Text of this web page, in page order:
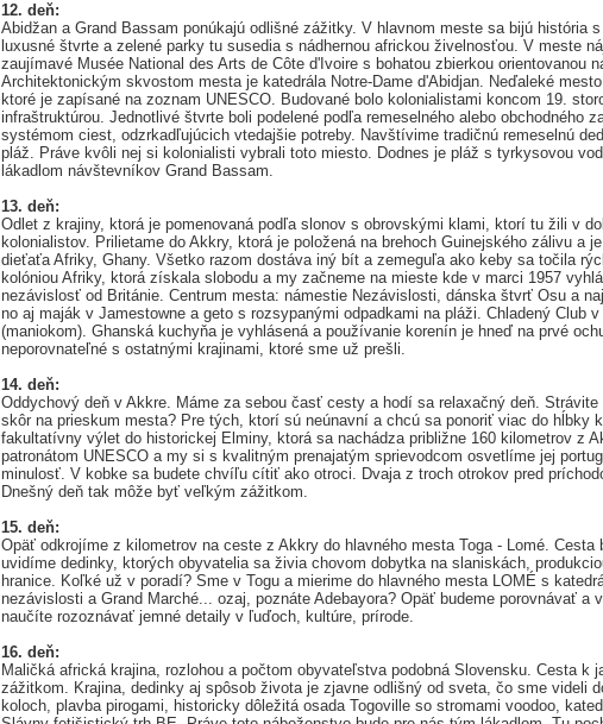
12. deň:
Abidžan a Grand Bassam ponúkajú odlišné zážitky. V hlavnom meste sa bijú história
luxusné štvrte a zelené parky tu susedia s nádhernou africkou živelnosťou. V meste
zaujímavé Musée National des Arts de Côte d'Ivoire s bohatou zbierkou orientovanou
Architektonickým skvostom mesta je katedrála Notre-Dame d'Abidjan. Neďaleké
ktoré je zapísané na zoznam UNESCO. Budované bolo kolonialistami koncom 19.
infraštruktúrou. Jednotlivé štvrte boli podelené podľa remeselného alebo obchodného
systémom ciest, odzrkadľujúcich vtedajšie potreby. Navštívime tradičnú remeselnú
pláž. Práve kvôli nej si kolonialisti vybrali toto miesto. Dodnes je pláž s tyrkysovou
lákadlom návštevníkov Grand Bassam.
13. deň:
Odlet z krajiny, ktorá je pomenovaná podľa slonov s obrovskými klami, ktorí tu žili v
kolonialistov. Prilietame do Akkry, ktorá je položená na brehoch Guinejského zálivu a
dieťaťa Afriky, Ghany. Všetko razom dostáva iný bít a zemeguľa ako keby sa točila
kolóniou Afriky, ktorá získala slobodu a my začneme na mieste kde v marci 1957
nezávislosť od Británie. Centrum mesta: námestie Nezávislosti, dánska štvrť Osu a
no aj maják v Jamestowne a geto s rozsypanými odpadkami na pláži. Chladený Club
(maniokom). Ghanská kuchyňa je vyhlásená a používanie korenín je hneď na prvé
neporovnateľné s ostatnými krajinami, ktoré sme už prešli.
14. deň:
Oddychový deň v Akkre. Máme za sebou časť cesty a hodí sa relaxačný deň.
skôr na prieskum mesta? Pre tých, ktorí sú neúnavní a chcú sa ponoriť viac do hĺbky
fakultatívny výlet do historickej Elminy, ktorá sa nachádza približne 160 kilometrov z
patronátom UNESCO a my si s kvalitným prenajatým sprievodcom osvetlíme jej
minulosť. V kobke sa budete chvíľu cítiť ako otroci. Dvaja z troch otrokov pred
Dnešný deň tak môže byť veľkým zážitkom.
15. deň:
Opäť odkrojíme z kilometrov na ceste z Akkry do hlavného mesta Toga - Lomé. Cesta
uvidíme dedinky, ktorých obyvatelia sa živia chovom dobytka na slaniskách,
hranice. Koľké už v poradí? Sme v Togu a mierime do hlavného mesta LOMÉ s
nezávislosti a Grand Marché... ozaj, poznáte Adebayora? Opäť budeme porovnávať a
naučíte rozoznávať jemné detaily v ľuďoch, kultúre, prírode.
16. deň:
Maličká africká krajina, rozlohou a počtom obyvateľstva podobná Slovensku. Cesta k
zážitkom. Krajina, dedinky aj spôsob života je zjavne odlišný od sveta, čo sme videli
koloch, plavba pirogami, historicky dôležitá osada Togoville so stromami voodoo,